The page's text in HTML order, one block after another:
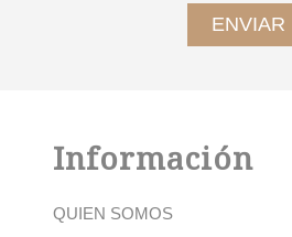
Información
QUIEN SOMOS